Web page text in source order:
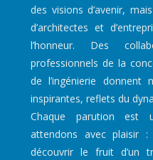
des visions d’avenir,
d’architectes et
l’honneur. Des
professionnels de la
de l’ingénierie donnent
inspirantes, reflets du
Chaque parution est
attendons avec plaisir
découvrir le fruit d’un